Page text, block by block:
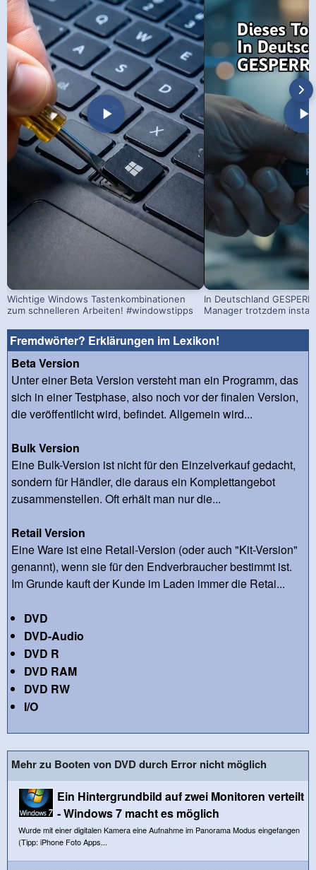
Wichtige Windows Tastenkombinationen
zum schnelleren Arbeiten! #windowstipps
In Deutschland
Manager trotzdem
Fremdwörter? Erklärungen im Lexikon!
Beta Version
Unter einer Beta Version versteht man ein Programm, das
sich in einer Testphase, also noch vor der finalen Version,
die veröffentlicht wird, befindet. Allgemein wird...
Bulk Version
Eine Bulk-Version ist nicht für den Einzelverkauf gedacht,
sondern für Händler, die daraus ein Komplettangebot
zusammenstellen. Oft erhält man nur die...
Retail Version
Eine Ware ist eine Retail-Version (oder auch "Kit-Version"
genannt), wenn sie für den Endverbraucher bestimmt ist.
Im Grunde kauft der Kunde im Laden immer die Retai...
DVD
DVD-Audio
DVD R
DVD RAM
DVD RW
I/O
Mehr zu Booten von DVD durch Error nicht möglich
Ein Hintergrundbild auf zwei Monitoren verteilt
- Windows 7 macht es möglich
Wurde mit einer digitalen Kamera eine Aufnahme im Panorama Modus eingefangen
(Tipp: iPhone Foto Apps...